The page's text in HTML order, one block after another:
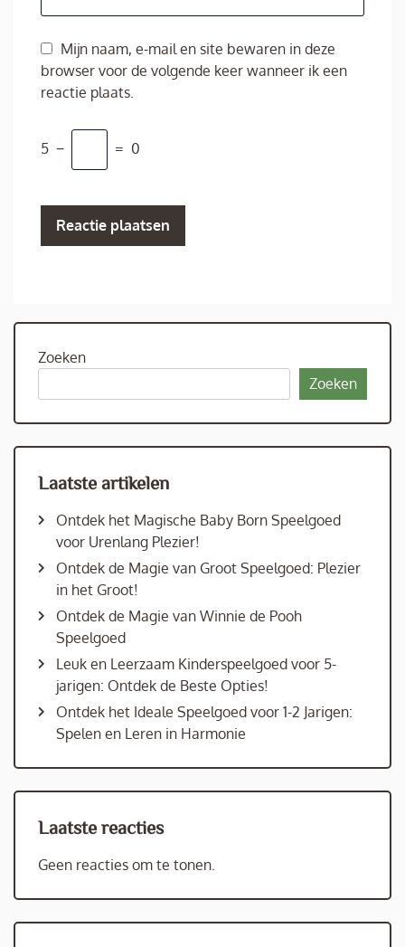
Mijn naam, e-mail en site bewaren in deze
browser voor de volgende keer wanneer ik een
reactie plaats.
5 − = 0
Zoeken
Zoeken
Laatste artikelen
Ontdek het Magische Baby Born Speelgoed
voor Urenlang Plezier!
Ontdek de Magie van Groot Speelgoed: Plezier
in het Groot!
Ontdek de Magie van Winnie de Pooh
Speelgoed
Leuk en Leerzaam Kinderspeelgoed voor 5-
jarigen: Ontdek de Beste Opties!
Ontdek het Ideale Speelgoed voor 1-2 Jarigen:
Spelen en Leren in Harmonie
Laatste reacties
Geen reacties om te tonen.